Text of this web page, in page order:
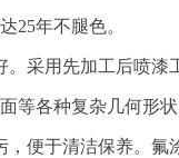
25年不腿色。
。采用先加工后喷漆
等各种复杂几何形状
，便于清洁保养。氟